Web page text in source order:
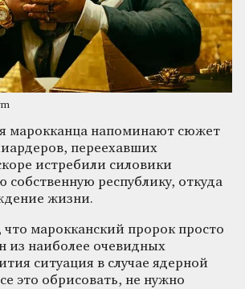
марокканца напоминают сюжет
переехавших
истребили силовики
собственную республику, откуда
жизни.
марокканский пророк просто
из наиболее очевидных
ситуация в случае ядерной
это обрисовать, не нужно